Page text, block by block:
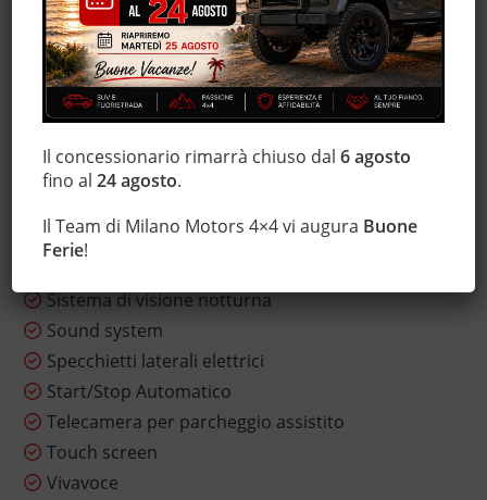
Immobilizzatore elettronico
Interni in pelle
Isofix
Marmitta catalitica
Monitoraggio pressione pneumatici
MP3
Sensore di pioggia
Sistema di visione notturna
Sound system
Specchietti laterali elettrici
Start/Stop Automatico
Telecamera per parcheggio assistito
Touch screen
Vivavoce
Il concessionario rimarrà chiuso dal6 agosto
fino al24 agosto.
Il Team di Milano Motors 4×4 vi augura Buone
Ferie!